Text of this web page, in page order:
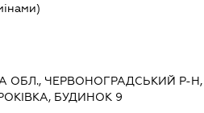
ОБЛ., ЧЕРВОНОГРАДСЬКИЙ Р-Н,
БУДИНОК 9